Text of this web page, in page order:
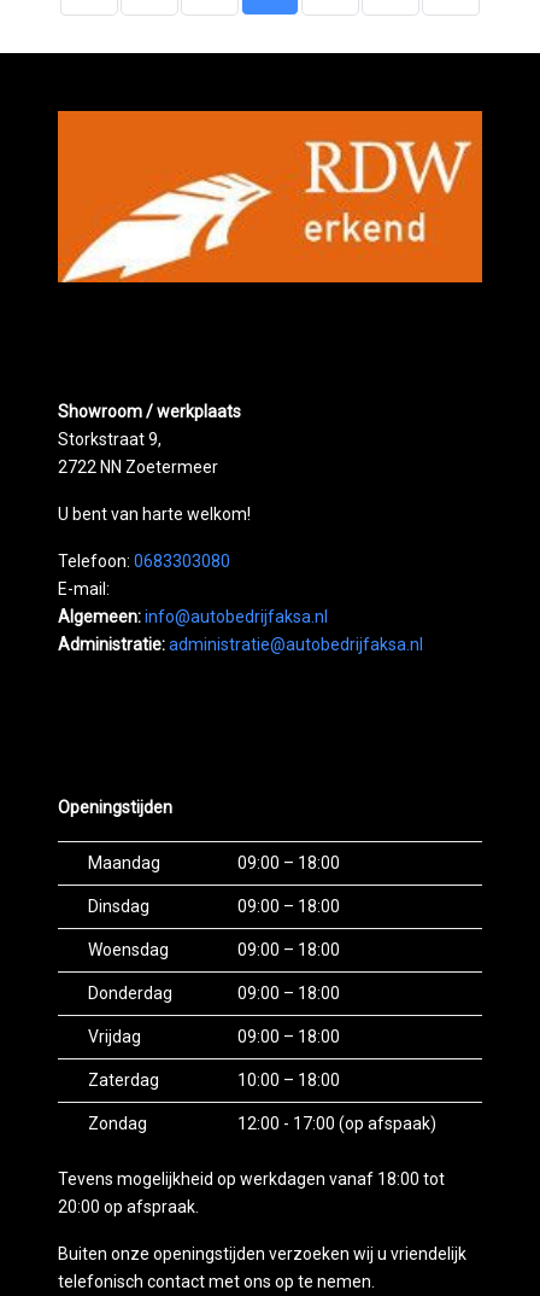
Showroom / werkplaats
Storkstraat 9,
2722 NN Zoetermeer
U bent van harte welkom!
Telefoon: 0683303080
E-mail:
Algemeen:info@autobedrijfaksa.nl
Administratie:administratie@autobedrijfaksa.nl
Openingstijden
Maandag 09:00 – 18:00
Dinsdag 09:00 – 18:00
Woensdag 09:00 – 18:00
Donderdag 09:00 – 18:00
Vrijdag 09:00 – 18:00
Zaterdag 10:00 – 18:00
Zondag 12:00 - 17:00 (op afspaak)
Tevens mogelijkheid op werkdagen vanaf 18:00 tot
20:00 op afspraak.
Buiten onze openingstijden verzoeken wij u vriendelijk
telefonisch contact met ons op te nemen.